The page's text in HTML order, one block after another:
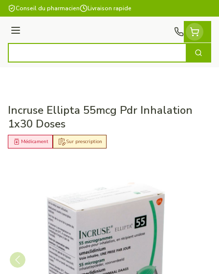
Aller au contenu
Conseil du pharmacien Livraison rapide
Menu
Incruse Ellipta 55mcg Pdr Inhalation
1x30 Doses
Sur prescription
Médicament